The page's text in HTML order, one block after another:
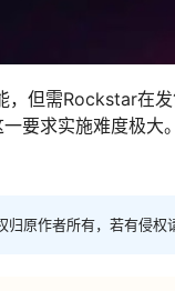
但需Rockstar在
要求实施难度极大
原作者所有，若有侵权